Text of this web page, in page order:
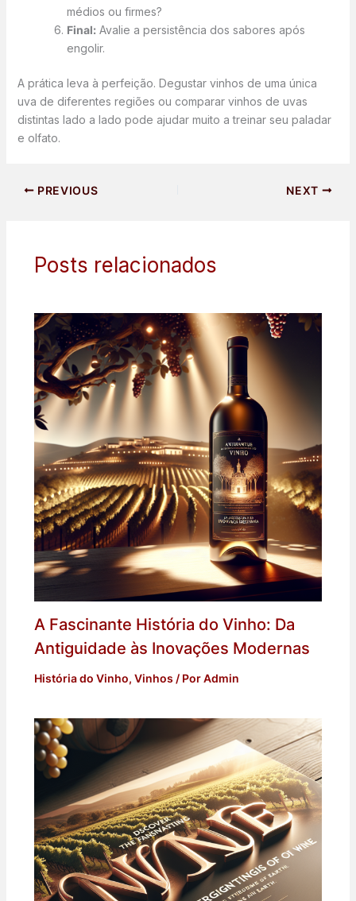
médios ou firmes?
Final:Avalie a persistência dos sabores após
engolir.
A prática leva à perfeição. Degustar vinhos de uma única
uva de diferentes regiões ou comparar vinhos de uvas
distintas lado a lado pode ajudar muito a treinar seu paladar
e olfato.
PREVIOUS NEXT
Posts relacionados
A Fascinante História do Vinho: Da
Antiguidade às Inovações Modernas
História do Vinho, Vinhos / PorAdmin